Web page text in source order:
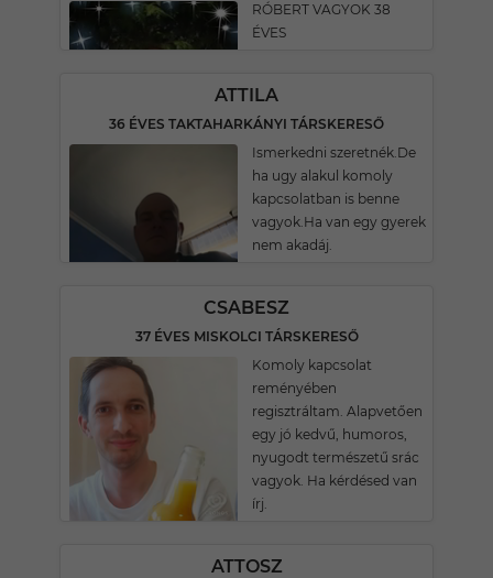
RÓBERT VAGYOK 38
ÉVES
ATTILA
36 ÉVES TAKTAHARKÁNYI TÁRSKERESŐ
Ismerkedni szeretnék.De
ha ugy alakul komoly
kapcsolatban is benne
vagyok.Ha van egy gyerek
nem akadáj.
CSABESZ
37 ÉVES MISKOLCI TÁRSKERESŐ
Komoly kapcsolat
reményében
regisztráltam. Alapvetően
egy jó kedvű, humoros,
nyugodt természetű srác
vagyok. Ha kérdésed van
írj.
ATTOSZ